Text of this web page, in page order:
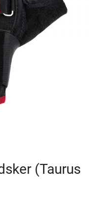
(Taurus